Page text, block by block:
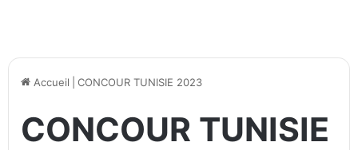
Accueil CONCOUR TUNISIE 2023
CONCOUR TUNISIE